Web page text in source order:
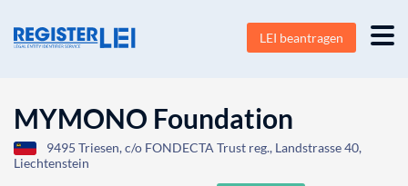
LEI beantragen
MYMONO Foundation
9495 Triesen, c/o FONDECTA Trust reg., Landstrasse 40,
Liechtenstein